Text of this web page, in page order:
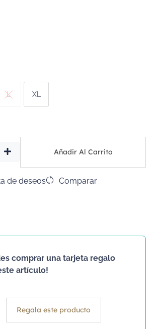
L XL
Añadir Al Carrito
de deseos Comparar
comprar una tarjeta regalo
artículo!
Regala este producto